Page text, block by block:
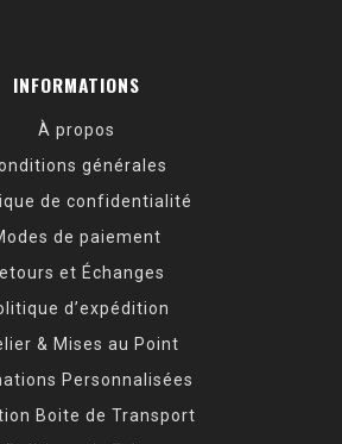
INFORMATIONS
À propos
générales
de confidentialité
de paiement
et Échanges
d’expédition
& Mises au Point
Personnalisées
Boite de Transport